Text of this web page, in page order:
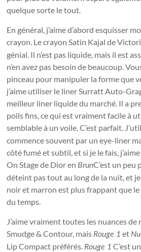
quelque sorte le tout.
En général, j’aime d’abord esquisser
crayon. Le crayon Satin Kajal de
génial. Il n’est pas liquide, mais il est
n’en avez pas besoin de beaucoup.
pinceau pour manipuler la forme que
j’aime utiliser le liner Surratt Auto-
meilleur liner liquide du marché. Il a
poils fins, ce qui est vraiment facile à
semblable à un voile. C’est parfait.
commence souvent par un eye-liner
côté fumé et subtil, et si je le fais,
On Stage de Dior en BrunC’est un peu
déteint pas tout au long de la nuit, et
noir et marron est plus frappant que
du temps.
J’aime vraiment toutes les nuances de
Smudge & Contour, mais Rouge 1 et
Lip Compact préférés. Rouge 1 C’est